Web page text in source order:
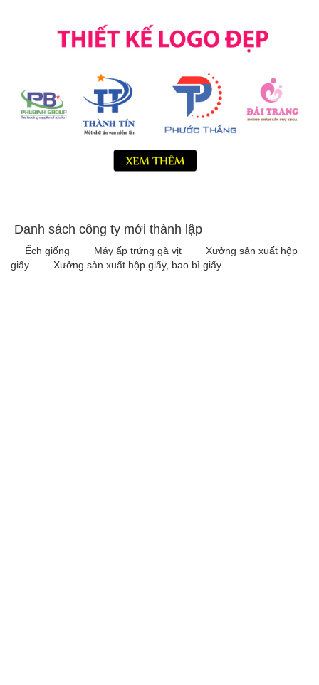
Danh sách công ty mới thành lập
Ếch giống Máy ấp trứng gà vịt
Xưởng sản xuất hộp
giấy
Xưởng sản xuất hộp giấy, bao bì giấy